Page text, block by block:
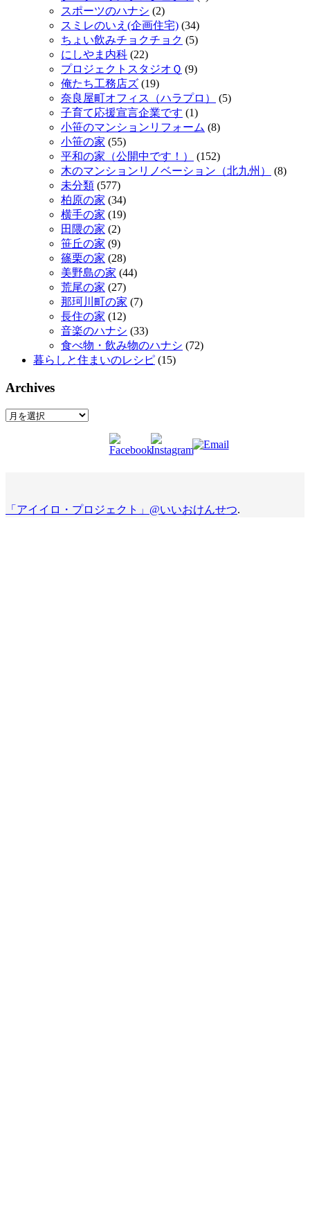
スポーツのハナシ (2)
スミレのいえ(企画住宅) (34)
ちょい飲みチョクチョク (5)
にしやま内科 (22)
プロジェクトスタジオＱ (9)
俺たち工務店ズ (19)
奈良屋町オフィス（ハラプロ）
(5)
子育て応援宣言企業です (1)
小笹のマンションリフォーム (8)
小笹の家 (55)
平和の家（公開中です！）
(152)
木のマンションリノベーション（北九州）
(8)
未分類 (577)
柏原の家 (34)
横手の家 (19)
田隈の家 (2)
笹丘の家 (9)
篠栗の家 (28)
美野島の家 (44)
荒尾の家 (27)
那珂川町の家 (7)
長住の家 (12)
音楽のハナシ (33)
食べ物・飲み物のハナシ (72)
暮らしと住まいのレシピ (15)
Archives
Archives
「アイイロ・プロジェクト」@いいおけんせつ.